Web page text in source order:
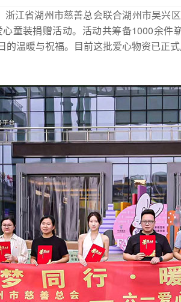
浙江省湖州市慈善总会联合湖州市吴兴
心童装捐赠活动。活动共筹备1000余
的温暖与祝福。目前这批爱心物资已正